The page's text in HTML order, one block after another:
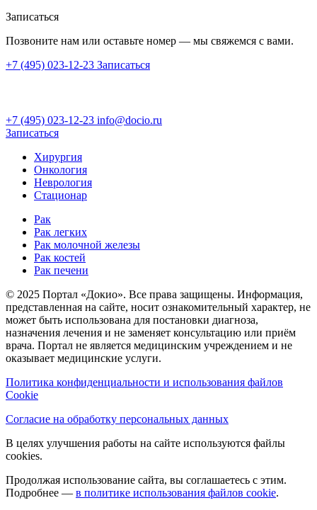
Записаться
Позвоните нам или оставьте номер — мы свяжемся с вами.
+7 (495) 023-12-23 Записаться
+7 (495) 023-12-23 info@docio.ru
Записаться
Хирургия
Онкология
Неврология
Стационар
Рак
Рак легких
Рак молочной железы
Рак костей
Рак печени
© 2025 Портал «Докио». Все права защищены. Информация,
представленная на сайте, носит ознакомительный характер, не
может быть использована для постановки диагноза,
назначения лечения и не заменяет консультацию или приём
врача. Портал не является медицинским учреждением и не
оказывает медицинские услуги.
Политика конфиденциальности и использования файлов
Cookie
Согласие на обработку персональных данных
В целях улучшения работы на сайте используются файлы
cookies.
Продолжая использование сайта, вы соглашаетесь с этим.
Подробнее — в политике использования файлов cookie.